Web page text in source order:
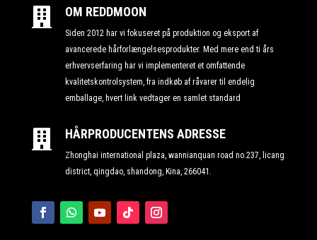
 OM REDDMOON
Siden 2012 har vi fokuseret på produktion og eksport af
avancerede hårforlængelsesprodukter. Med mere end ti års
erhvervserfaring har vi implementeret et omfattende
kvalitetskontrolsystem, fra indkøb af råvarer til endelig
emballage, hvert link vedtager en samlet standard
 HÅRPRODUCENTENS ADRESSE
Zhonghai international plaza, wannianquan road no.237, licang
district, qingdao, shandong, Kina, 266041.